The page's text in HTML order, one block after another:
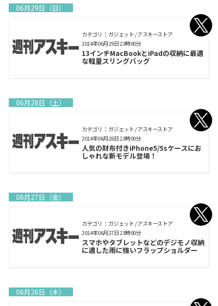
06月29日（日）
カテゴリ： ガジェット / アスキーストア
13インチMacBookとiPadの収納に最適
な軽量スリングバッグ
2014年06月29日 23時00分
06月28日（土）
カテゴリ： ガジェット / アスキーストア
人気の財布付きiPhone5/5sケースにお
しゃれな新モデル登場！
2014年06月28日 23時00分
06月27日（金）
カテゴリ： ガジェット / アスキーストア
スマホやタブレットなどのデジモノ収納
に適した雨に強いフラップショルダー
2014年06月27日 23時00分
06月26日（木）